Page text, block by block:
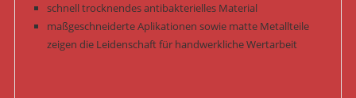
schnell trocknendes antibakterielles Material
maßgeschneiderte Aplikationen sowie matte Metallteile
zeigen die Leidenschaft für handwerkliche Wertarbeit